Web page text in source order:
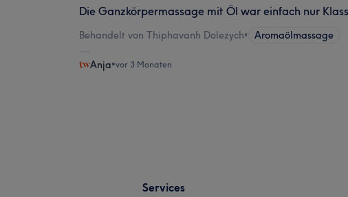
Die Ganzkörpermassage mit Öl war einfach nur
Behandelt von Thiphavanh Dolezych• Aromaölmassage
Anja•vor 3 Monaten
Services